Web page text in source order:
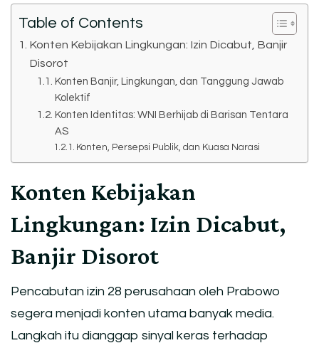
Table of Contents
Konten Kebijakan Lingkungan: Izin Dicabut, Banjir
Disorot
Konten Banjir, Lingkungan, dan Tanggung Jawab
Kolektif
Konten Identitas: WNI Berhijab di Barisan Tentara
AS
Konten, Persepsi Publik, dan Kuasa Narasi
Konten Kebijakan
Lingkungan: Izin Dicabut,
Banjir Disorot
Pencabutan izin 28 perusahaan oleh Prabowo
segera menjadi konten utama banyak media.
Langkah itu dianggap sinyal keras terhadap